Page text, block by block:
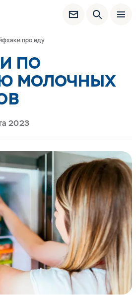
про еду
ПО
МОЛОЧНЫХ
2023